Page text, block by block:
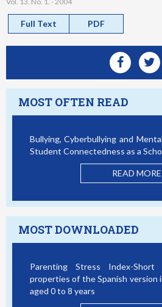
Full Text PDF
MOST OFTEN READ
Bullying, Cyberbullying and
Student Connectedness as a
READ MORE
MOST DOWNLOADED
Parenting Stress Index-Short
properties of the Spanish version
aged 0 to 8 years